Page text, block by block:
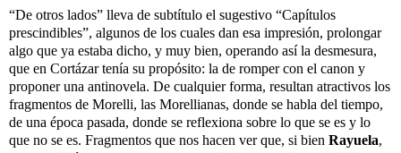
“De otros lados” lleva de subtítulo el sugestivo “Capítulos
prescindibles”, algunos de los cuales dan esa impresión, prolongar
algo que ya estaba dicho, y muy bien, operando así la desmesura,
que en Cortázar tenía su propósito: la de romper con el canon y
proponer una antinovela. De cualquier forma, resultan atractivos los
fragmentos de Morelli, las Morellianas, donde se habla del tiempo,
de una época pasada, donde se reflexiona sobre lo que se es y lo
que no se es. Fragmentos que nos hacen ver que, si bien Rayuela,